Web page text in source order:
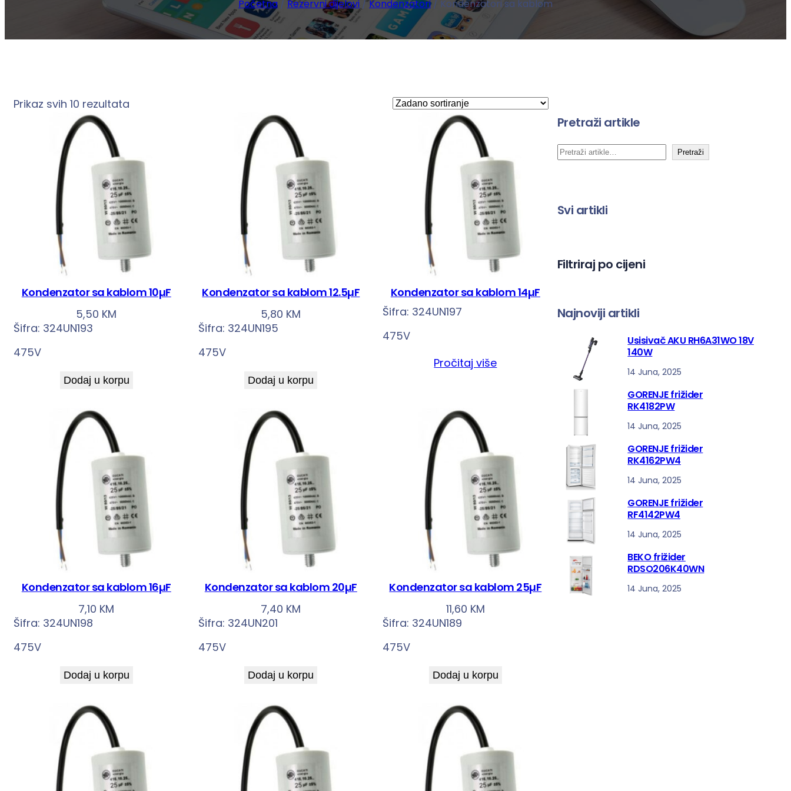
Početna / Rezervni dijelovi /Kondenzatori/ Kondenzatori sa kablom
Prikaz svih 10 rezultata
Kondenzator sa kablom 10µF
5,50 KM
Šifra: 324UN193
475V
Dodaj u korpu
Kondenzator sa kablom 12.5µF
5,80 KM
Šifra: 324UN195
475V
Dodaj u korpu
Kondenzator sa kablom 14µF
Šifra: 324UN197
475V
Pročitaj više
Kondenzator sa kablom 16µF
7,10 KM
Šifra: 324UN198
475V
Dodaj u korpu
Kondenzator sa kablom 20µF
7,40 KM
Šifra: 324UN201
475V
Dodaj u korpu
Kondenzator sa kablom 25µF
11,60 KM
Šifra: 324UN189
475V
Dodaj u korpu
Pretraži artikle
P
r
a
Pretraži
Svi artikli
Filtriraj po cijeni
Najnoviji artikli
Usisivač AKU RH6A31WO 18V
140W
14 Juna, 2025
GORENJE frižider
RK4182PW
14 Juna, 2025
GORENJE frižider
RK4162PW4
14 Juna, 2025
GORENJE frižider
RF4142PW4
14 Juna, 2025
BEKO frižider
RDSO206K40WN
14 Juna, 2025